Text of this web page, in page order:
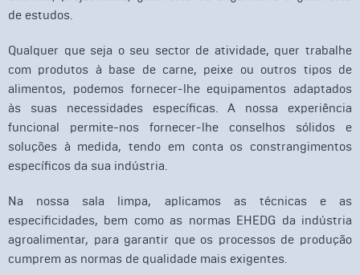
de estudos.
Qualquer que seja o seu sector de atividade, quer trabalhe
com produtos à base de carne, peixe ou outros tipos de
alimentos, podemos fornecer-lhe equipamentos adaptados
às suas necessidades específicas. A nossa experiência
funcional permite-nos fornecer-lhe conselhos sólidos e
soluções à medida, tendo em conta os constrangimentos
específicos da sua indústria.
Na nossa sala limpa, aplicamos as técnicas e as
especificidades, bem como as normas EHEDG da indústria
agroalimentar, para garantir que os processos de produção
cumprem as normas de qualidade mais exigentes.